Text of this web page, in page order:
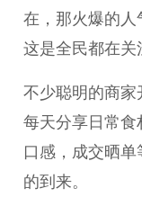
在，那火爆的人
这是全民都在关
不少聪明的商家
每天分享日常
口感，成交晒
的到来。